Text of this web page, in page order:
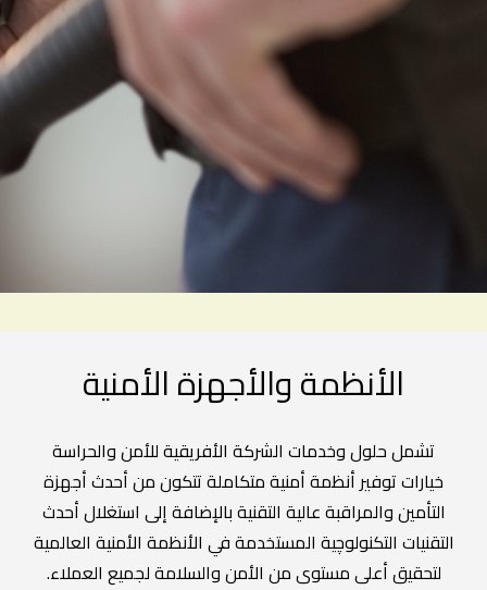
الأنظمة والأجهزة الأمنية
تشمل حلول وخدمات الشركة الأفريقية للأمن والحراسة
خيارات توفير أنظمة أمنية متكاملة تتكون من أحدث أجهزة
التأمين والمراقبة عالية التقنية بالإضافة إلى استغلال أحدث
التقنيات التكنولوچية المستخدمة في الأنظمة الأمنية العالمية
لتحقيق أعلى مستوى من الأمن والسلامة لجميع العملاء.